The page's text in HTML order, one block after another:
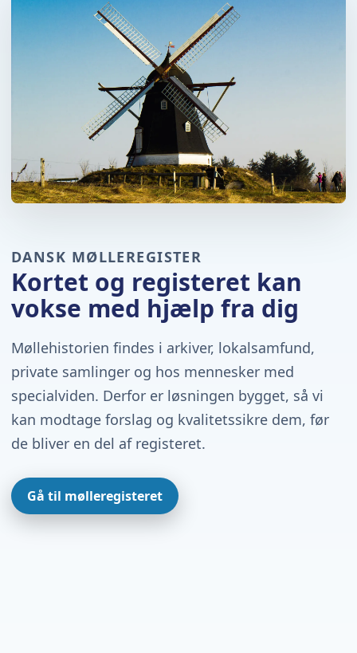
DANSK MØLLEREGISTER
Kortet og registeret kan
vokse med hjælp fra dig
Møllehistorien findes i arkiver, lokalsamfund,
private samlinger og hos mennesker med
specialviden. Derfor er løsningen bygget, så vi
kan modtage forslag og kvalitetssikre dem, før
de bliver en del af registeret.
Gå til mølleregisteret